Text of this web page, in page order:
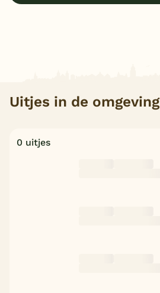
Uitjes in de omgeving
0 uitjes